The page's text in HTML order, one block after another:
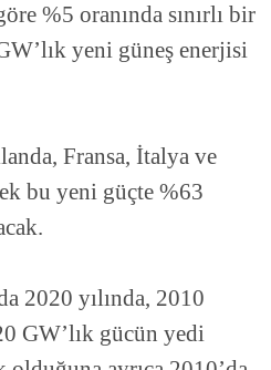
%5 oranında sınırlı bir
yeni güneş enerjisi
Fransa, İtalya ve
bu yeni güçte %63
⠀
2020 yılında, 2010
GW’lık gücün yedi